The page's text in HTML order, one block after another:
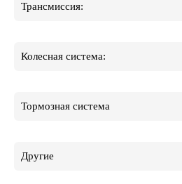
Трансмиссия:
Колесная система:
Тормозная система
Другие